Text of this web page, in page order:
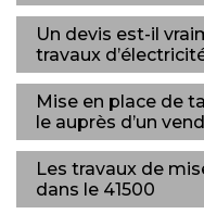
Un devis est-il
travaux
Mise en place de
le auprès d’un
Les travaux de
dans le 41500